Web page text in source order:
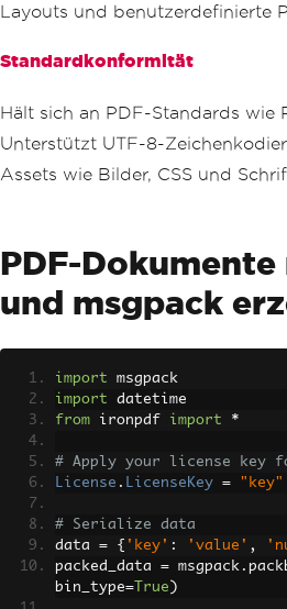
Layouts und benutzerdefinierte
Standardkonformität
Hält sich an PDF-Standards wie
Unterstützt UTF-8-
Assets wie Bilder, CSS und
PDF-
und msgpack
import msgpack
import datetime
from ironpdf import *
# Apply your license key
License . LicenseKey = "key"
# Serialize data
data = { 'key' : 'value' ,
packed_data = msgpack .
bin_type= True )